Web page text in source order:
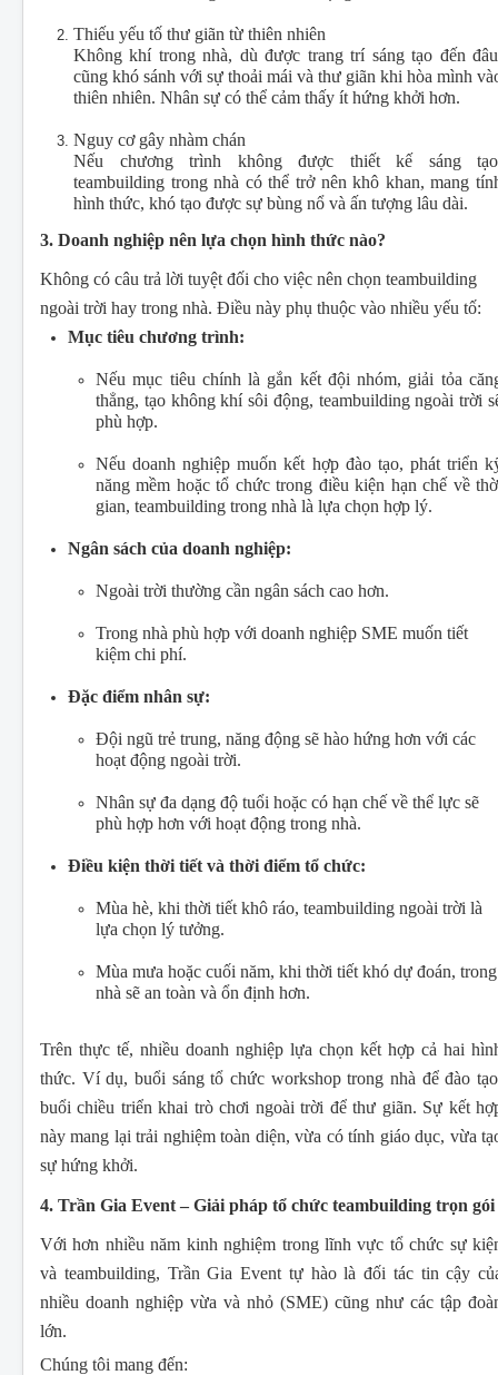
Thiếu yếu tố thư giãn từ thiên nhiên
Không khí trong nhà, dù được trang trí sáng tạo đến
cũng khó sánh với sự thoải mái và thư giãn khi hòa mình
thiên nhiên. Nhân sự có thể cảm thấy ít hứng khởi hơn.
Nguy cơ gây nhàm chán
Nếu chương trình không được thiết kế sáng
teambuilding trong nhà có thể trở nên khô khan, mang
hình thức, khó tạo được sự bùng nổ và ấn tượng lâu dài.
3. Doanh nghiệp nên lựa chọn hình thức nào?
Không có câu trả lời tuyệt đối cho việc nên chọn teambuilding
ngoài trời hay trong nhà. Điều này phụ thuộc vào nhiều yếu tố:
Mục tiêu chương trình:
Nếu mục tiêu chính là gắn kết đội nhóm, giải tỏa
thẳng, tạo không khí sôi động, teambuilding ngoài trời
phù hợp.
Nếu doanh nghiệp muốn kết hợp đào tạo, phát triển
năng mềm hoặc tổ chức trong điều kiện hạn chế về
gian, teambuilding trong nhà là lựa chọn hợp lý.
Ngân sách của doanh nghiệp:
Ngoài trời thường cần ngân sách cao hơn.
Trong nhà phù hợp với doanh nghiệp SME muốn tiết
kiệm chi phí.
Đặc điểm nhân sự:
Đội ngũ trẻ trung, năng động sẽ hào hứng hơn với các
hoạt động ngoài trời.
Nhân sự đa dạng độ tuổi hoặc có hạn chế về thể lực sẽ
phù hợp hơn với hoạt động trong nhà.
Điều kiện thời tiết và thời điểm tổ chức:
Mùa hè, khi thời tiết khô ráo, teambuilding ngoài trời là
lựa chọn lý tưởng.
Mùa mưa hoặc cuối năm, khi thời tiết khó dự đoán, trong
nhà sẽ an toàn và ổn định hơn.
Trên thực tế, nhiều doanh nghiệp lựa chọn kết hợp cả hai
thức. Ví dụ, buổi sáng tổ chức workshop trong nhà để đào
buổi chiều triển khai trò chơi ngoài trời để thư giãn. Sự kết
này mang lại trải nghiệm toàn diện, vừa có tính giáo dục, vừa
sự hứng khởi.
4. Trần Gia Event – Giải pháp tổ chức teambuilding trọn gói
Với hơn nhiều năm kinh nghiệm trong lĩnh vực tổ chức sự
và teambuilding, Trần Gia Event tự hào là đối tác tin cậy
nhiều doanh nghiệp vừa và nhỏ (SME) cũng như các tập
lớn.
Chúng tôi mang đến: